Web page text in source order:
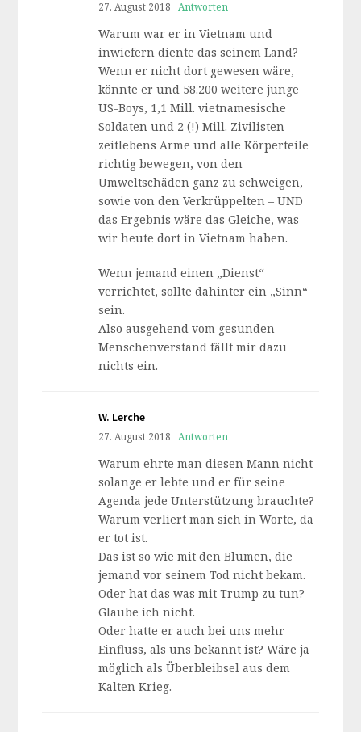
27. August 2018 Antworten
Warum war er in Vietnam und
inwiefern diente das seinem Land?
Wenn er nicht dort gewesen wäre,
könnte er und 58.200 weitere junge
US-Boys, 1,1 Mill. vietnamesische
Soldaten und 2 (!) Mill. Zivilisten
zeitlebens Arme und alle Körperteile
richtig bewegen, von den
Umweltschäden ganz zu schweigen,
sowie von den Verkrüppelten – UND
das Ergebnis wäre das Gleiche, was
wir heute dort in Vietnam haben.
Wenn jemand einen „Dienst“
verrichtet, sollte dahinter ein „Sinn“
sein.
Also ausgehend vom gesunden
Menschenverstand fällt mir dazu
nichts ein.
W. Lerche
27. August 2018 Antworten
Warum ehrte man diesen Mann nicht
solange er lebte und er für seine
Agenda jede Unterstützung brauchte?
Warum verliert man sich in Worte, da
er tot ist.
Das ist so wie mit den Blumen, die
jemand vor seinem Tod nicht bekam.
Oder hat das was mit Trump zu tun?
Glaube ich nicht.
Oder hatte er auch bei uns mehr
Einfluss, als uns bekannt ist? Wäre ja
möglich als Überbleibsel aus dem
Kalten Krieg.